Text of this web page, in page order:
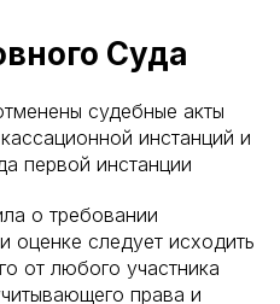
Суда
судебные акты
инстанций и
первой инстанции
о требовании
оценке следует исходить
от любого участника
права и